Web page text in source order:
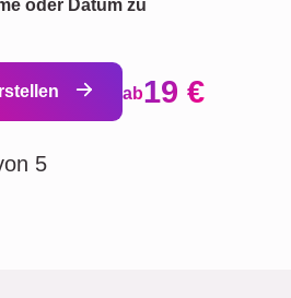
oder Datum zu
ab19 €
5